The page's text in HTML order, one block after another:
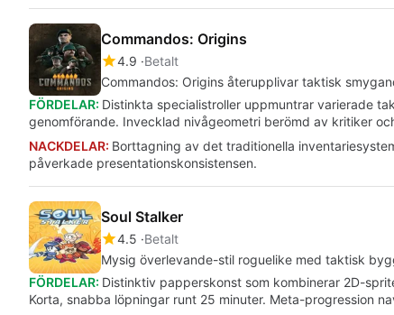
Commandos: Origins
4.9 Betalt
Commandos: Origins återupplivar taktisk
FÖRDELAR: Distinkta specialistroller uppmuntrar varierade
genomförande. Invecklad nivågeometri berömd av kritiker
NACKDELAR: Borttagning av det traditionella
påverkade presentationskonsistensen.
Soul Stalker
4.5 Betalt
Mysig överlevande-stil roguelike med taktisk
FÖRDELAR: Distinktiv papperskonst som kombinerar 2D-
Korta, snabba löpningar runt 25 minuter. Meta-progression